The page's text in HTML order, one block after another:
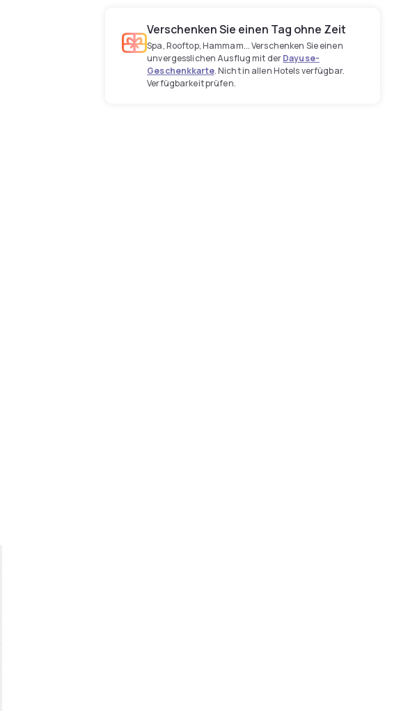
Verschenken Sie einen Tag ohne Zeit
Spa, Rooftop, Hammam... Verschenken Sie einen
unvergesslichen Ausflug mit derDayuse-
Geschenkkarte. Nicht in allen Hotels verfügbar.
Verfügbarkeit prüfen.